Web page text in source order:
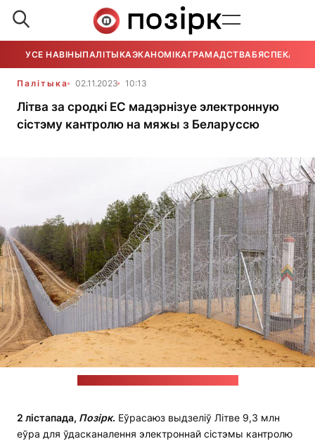
УСЕ НАВІНЫПАЛІТЫКАЭКАНОМІКАГРАМАДСТВАБЯСПЕКА
Палітыка 02.11.2023 10:13
Літва за сродкі ЕС мадэрнізуе электронную
сістэму кантролю на мяжы з Беларуссю
2 лістапада, Позірк. Еўрасаюз выдзеліў Літве 9,3 млн
еўра для ўдасканалення электроннай сістэмы кантролю